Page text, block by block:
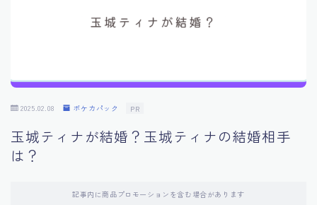
2025.02.08 ポケカパック PR
玉城ティナが結婚？玉城ティナの結婚相手
は？
記事内に商品プロモーションを含む場合があります